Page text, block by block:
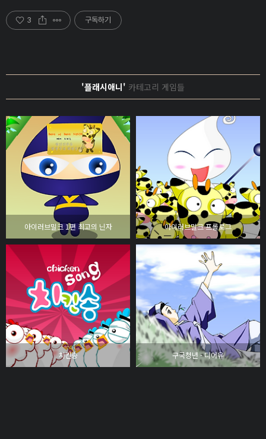
3 구독하기
'플래시애니' 카테고리 게임들
아이러브밀크 1편 최고의 닌자 아이러브밀크 프롤로그
치킨송 구국청년 - 디어유